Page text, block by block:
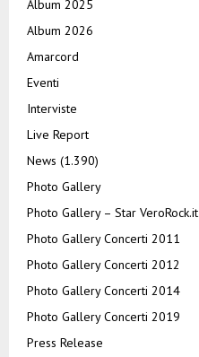
Album 2025
Album 2026
Amarcord
Eventi
Interviste
Live Report
News (1.390)
Photo Gallery
Photo Gallery – Star VeroRock.it
Photo Gallery Concerti 2011
Photo Gallery Concerti 2012
Photo Gallery Concerti 2014
Photo Gallery Concerti 2019
Press Release